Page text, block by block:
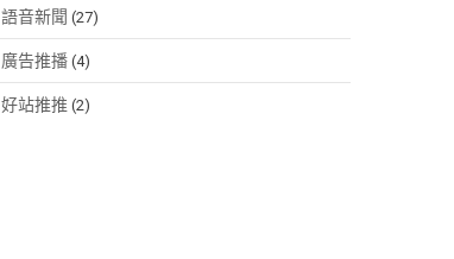
語音新聞 (27)
廣告推播 (4)
好站推推 (2)